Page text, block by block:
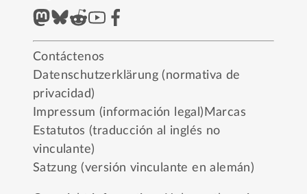
Contáctenos
Datenschutzerklärung (normativa de
privacidad)
Impressum (información legal) Marcas
Estatutos (traducción al inglés no
vinculante)
Satzung (versión vinculante en alemán)